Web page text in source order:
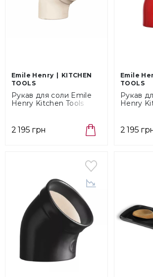
Emile Henry
KITCHEN
TOOLS
Рукав для соли Emile
Henry Kitchen Tools
2 195 грн
Emile
TOOLS
Рукав
Henry
2 195